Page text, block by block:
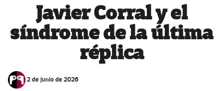
Javier Corral y el
síndrome de la última
réplica
2 de junio de 2026